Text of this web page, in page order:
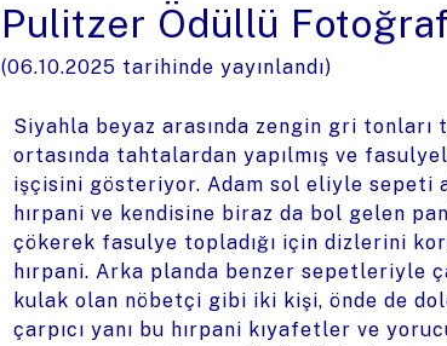
Pulitzer Ödüllü
(06.10.2025 tarihinde yayınlandı)
Siyahla beyaz arasında zengin gri
ortasında tahtalardan yapılmış ve
işçisini gösteriyor. Adam sol eliyle sepeti
hırpani ve kendisine biraz da bol gelen
çökerek fasulye topladığı için dizlerini
hırpani. Arka planda benzer sepetleriyle
kulak olan nöbetçi gibi iki kişi, önde de
çarpıcı yanı bu hırpani kıyafetler ve